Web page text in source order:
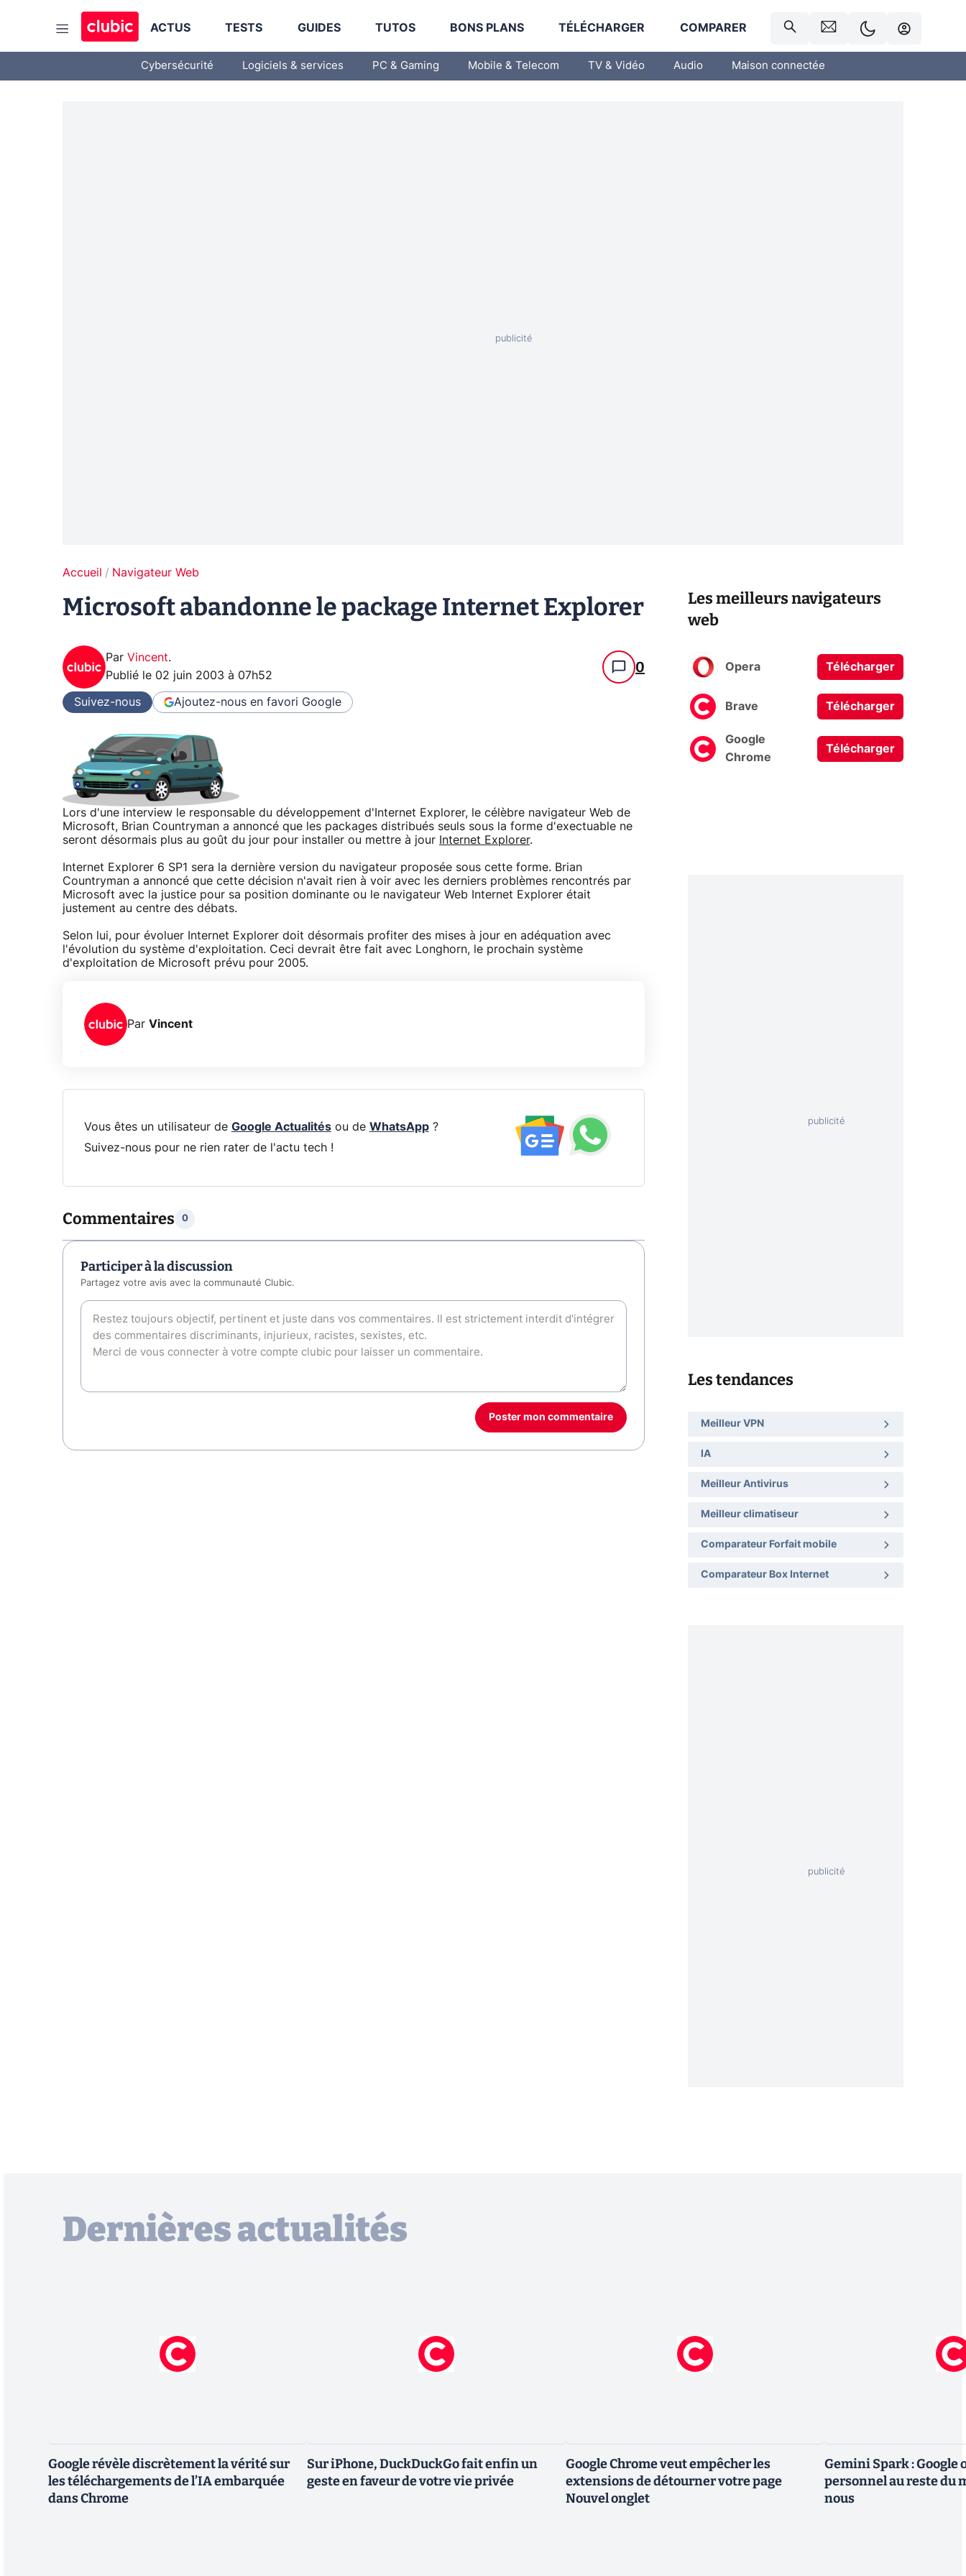
ACTUS TESTS GUIDES TUTOS BONS PLANS TÉLÉCHARGER COMPARER
Cybersécurité Logiciels & services PC & Gaming Mobile & Telecom TV & Vidéo Audio Maison connectée
Accueil Navigateur Web
Microsoft abandonne le package Internet Explorer
Par Vincent.
Publié le 02 juin 2003 à 07h52 0
Suivez-nous Ajoutez-nous en favori Google
Lors d'une interview le responsable du développement d'Internet Explorer, le célèbre navigateur Web de
Microsoft, Brian Countryman a annoncé que les packages distribués seuls sous la forme d'exectuable ne
seront désormais plus au goût du jour pour installer ou mettre à jour
Internet Explorer.
Internet Explorer 6 SP1 sera la dernière version du navigateur proposée sous cette forme. Brian
Countryman a annoncé que cette décision n'avait rien à voir avec les derniers problèmes rencontrés par
Microsoft avec la justice pour sa position dominante ou le navigateur Web Internet Explorer était
justement au centre des débats.
Selon lui, pour évoluer Internet Explorer doit désormais profiter des mises à jour en adéquation avec
l'évolution du système d'exploitation. Ceci devrait être fait avec Longhorn, le prochain système
d'exploitation de Microsoft prévu pour 2005.
Par Vincent
Vous êtes un utilisateur de Google Actualitésou de WhatsApp?
Suivez-nous pour ne rien rater de l'actu tech !
Commentaires 0
Participer à la discussion
Partagez votre avis avec la communauté Clubic.
Poster mon commentaire
Les meilleurs navigateurs
web
Opera Télécharger
Brave Télécharger
Google
Chrome
Télécharger
Les tendances
Meilleur VPN
IA
Meilleur Antivirus
Meilleur climatiseur
Comparateur Forfait mobile
Comparateur Box Internet
Dernières actualités
Google révèle discrètement la vérité sur
les téléchargements de l’IA embarquée
dans Chrome
Sur iPhone, DuckDuckGo fait enfin un
geste en faveur de votre vie privée
Google Chrome veut empêcher les
extensions de détourner votre page
Nouvel onglet
Gemini Spark : Google
personnel au reste du
nous